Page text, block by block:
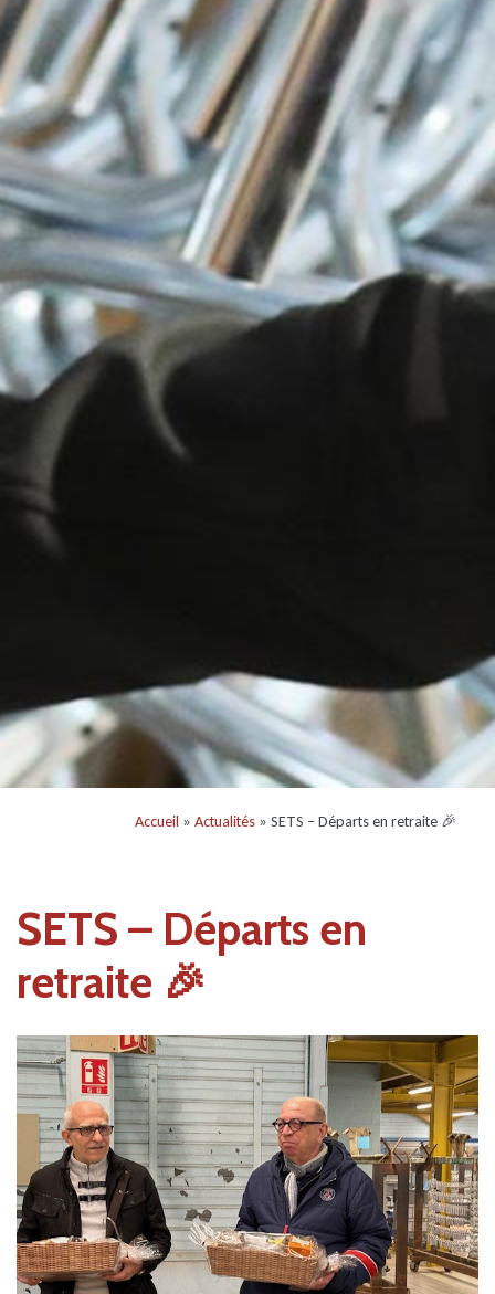
Accueil » Actualités » SETS – Départs en retraite 🎉
SETS – Départs en
retraite 🎉